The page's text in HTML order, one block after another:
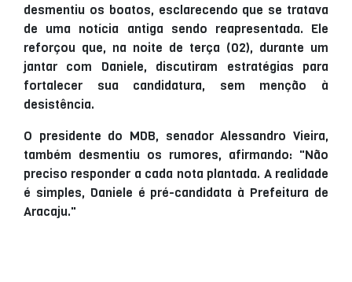
desmentiu os boatos, esclarecendo que se tratava
de uma notícia antiga sendo reapresentada. Ele
reforçou que, na noite de terça (02), durante um
jantar com Daniele, discutiram estratégias para
fortalecer sua candidatura, sem menção à
desistência.
O presidente do MDB, senador Alessandro Vieira,
também desmentiu os rumores, afirmando: "Não
preciso responder a cada nota plantada. A realidade
é simples, Daniele é pré-candidata à Prefeitura de
Aracaju."